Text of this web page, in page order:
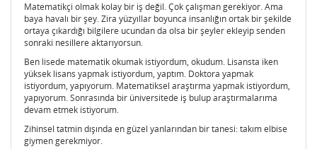
Matematikçi olmak kolay bir iş değil. Çok çalışman gerekiyor. Ama
baya havalı bir şey. Zira yüzyıllar boyunca insanlığın ortak bir şekilde
ortaya çıkardığı bilgilere ucundan da olsa bir şeyler ekleyip senden
sonraki nesillere aktarıyorsun.
Ben lisede matematik okumak istiyordum, okudum. Lisansta iken
yüksek lisans yapmak istiyordum, yaptım. Doktora yapmak
istiyordum, yapıyorum. Matematiksel araştırma yapmak istiyordum,
yapıyorum. Sonrasında bir üniversitede iş bulup araştırmalarıma
devam etmek istiyorum.
Zihinsel tatmin dışında en güzel yanlarından bir tanesi: takım elbise
giymen gerekmiyor.